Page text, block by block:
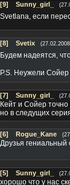
[9] Sunny_girl_
Svetlana, если
[8] Svetix
Будем надеятся,
P.S. Неужели
[7] Sunny_girl_
Кейт и Сойер
но в следущих
[6] Rogue_Kane
Друзья гениальный
[5] Sunny_girl_
хорошо что у нас